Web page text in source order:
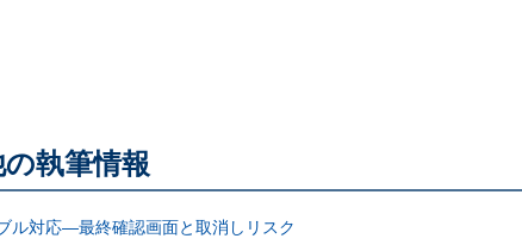
執筆情報
ル対応―最終確認画面と取消しリスク